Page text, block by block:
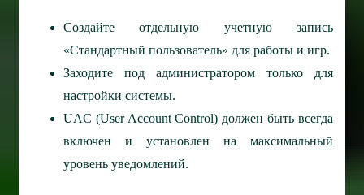
Создайте отдельную учетную запись
«Стандартный пользователь» для работы и игр.
Заходите под администратором только для
настройки системы.
UAC (User Account Control) должен быть всегда
включен и установлен на максимальный
уровень уведомлений.